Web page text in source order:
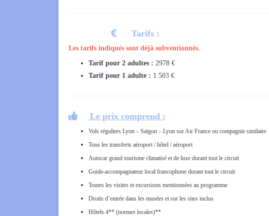
 Tarifs :
Les tarifs indiqués sont déjà subventionnés.
Tarif pour 2 adultes : 2978 €
Tarif pour 1 adulte : 1 503 €
 Le prix comprend :
Vols réguliers Lyon – Saïgon – Lyon sur Air France ou compagnie similaire
Tous les transferts aéroport / hôtel / aéroport
Autocar grand tourisme climatisé et de luxe durant tout le circuit
Guide-accompagnateur local francophone durant tout le circuit
Toutes les visites et excursions mentionnées au programme
Droits d’entrée dans les musées et sur les sites inclus
Hôtels 4** (normes locales)**